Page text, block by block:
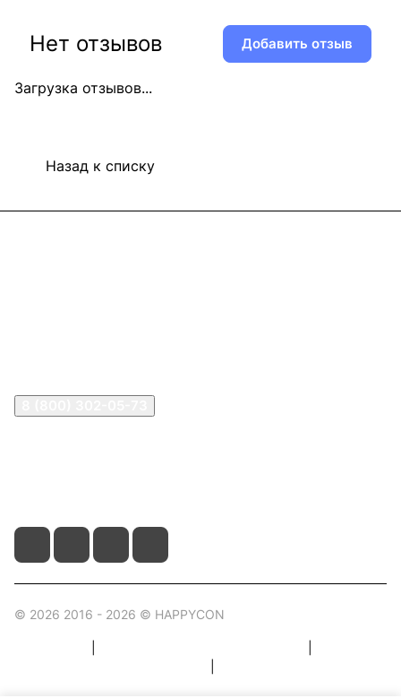
Загрузка отзывов...
Нет отзывов Добавить отзыв
Назад к списку
© 2026 2016 - 2026 © HAPPYCON